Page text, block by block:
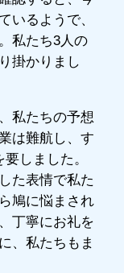
いるようで、
私たち3人の
掛かりまし
私たちの予想
は難航し、す
しました。
た表情で私た
鳩に悩まされ
丁寧にお礼を
、私たちもま